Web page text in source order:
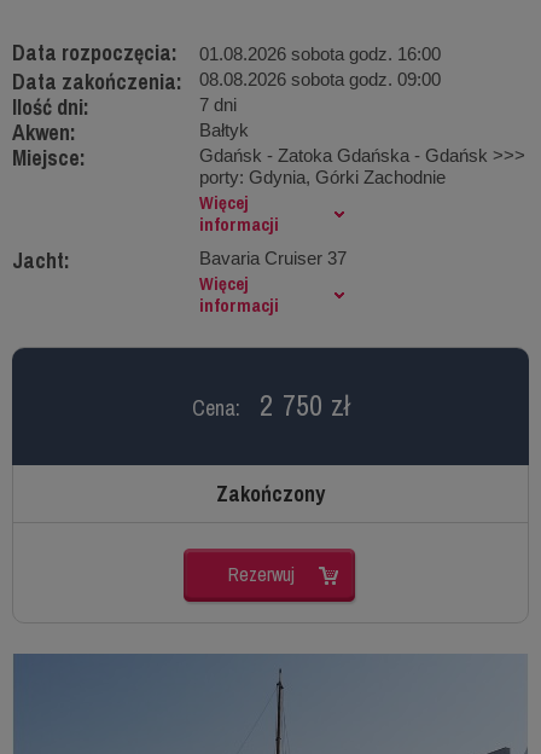
Data rozpoczęcia: 01.08.2026 sobota godz. 16:00
Data zakończenia: 08.08.2026 sobota godz. 09:00
Ilość dni: 7 dni
Akwen: Bałtyk
Miejsce:
Gdańsk - Zatoka Gdańska - Gdańsk >>>
porty: Gdynia, Górki Zachodnie
Więcej
informacji
Jacht: Bavaria Cruiser 37
Więcej
informacji
Cena: 2 750 zł
Zakończony
Rezerwuj